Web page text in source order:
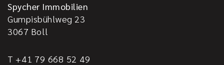
Spycher Immobilien
Gumpisbühlweg 23
3067 Boll
T +41 79 668 52 49